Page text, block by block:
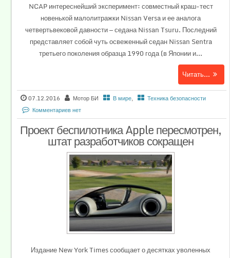
NCAP интереснейший эксперимент: совместный краш-тест
новенькой малолитражки Nissan Versa и ее аналога
четвертьвековой давности — седана Nissan Tsuru. Последний
представляет собой чуть освеженный седан Nissan Sentra
третьего поколения образца 1990 года (в Японии и...
Читать...
07.12.2016 Мотор БИ В мире,
Техника безопасности
Комментариев нет
Проект беспилотника Apple пересмотрен,
штат разработчиков сокращен
Издание New York Times сообщает о десятках уволенных